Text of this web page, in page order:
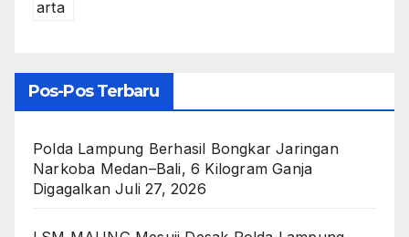
Pos-Pos Terbaru
Polda Lampung Berhasil Bongkar Jaringan
Narkoba Medan–Bali, 6 Kilogram Ganja
Digagalkan Juli 27, 2026